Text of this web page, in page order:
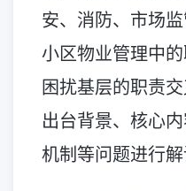
安、消防、市场
小区物业管理中
困扰基层的职责
出台背景、核心
机制等问题进行解